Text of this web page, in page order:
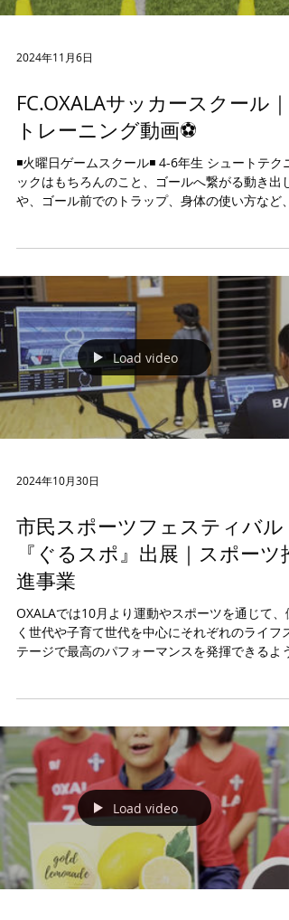
2024年11月6日
FC.OXALAサッカースクール｜
トレーニング動画⚽️
◾️火曜日ゲームスクール◾️ 4-6年生 シュートテクニ
ックはもちろんのこと、ゴールへ繋がる動き出し
や、ゴール前でのトラップ、身体の使い方など、
Load video
2024年10月30日
市民スポーツフェスティバル
『ぐるスポ』出展｜スポーツ推
進事業
OXALAでは10月より運動やスポーツを通じて、働
く世代や子育て世代を中心にそれぞれのライフス
テージで最高のパフォーマンスを発揮できるよう
Load video